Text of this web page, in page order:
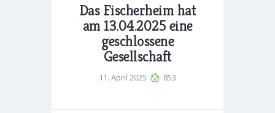
Das Fischerheim hat
am 13.04.2025 eine
geschlossene
Gesellschaft
11. April 2025 853